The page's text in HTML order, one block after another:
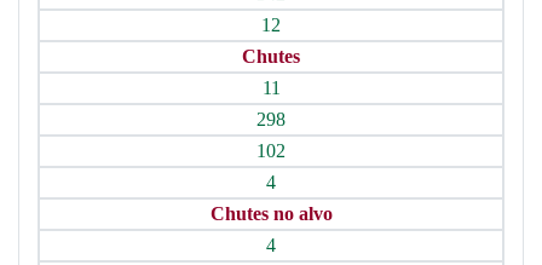
12
Chutes
11
298
102
4
Chutes no alvo
4